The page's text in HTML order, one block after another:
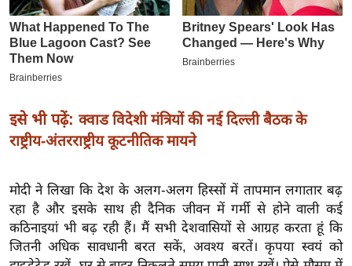
0
2
6
क्रा
म
ई
पे
प
र
मि
इसे भी पढ़ें: क्वाड विदेशी मंत्रियों की नई दिल्ली बैठक के
राष्ट्रीय-अंतरराष्ट्रीय कूटनीतिक मायने
मोदी ने लिखा कि देश के अलग-अलग हिस्सों में तापमान लगातार बढ़
रहा है और इसके साथ ही दैनिक जीवन में गर्मी से होने वाली कई
कठिनाइयां भी बढ़ रही हैं। मैं सभी देशवासियों से आग्रह करता हूं कि
जितनी अधिक सावधानी बरत सकें, अवश्य बरतें। कृपया स्वयं को